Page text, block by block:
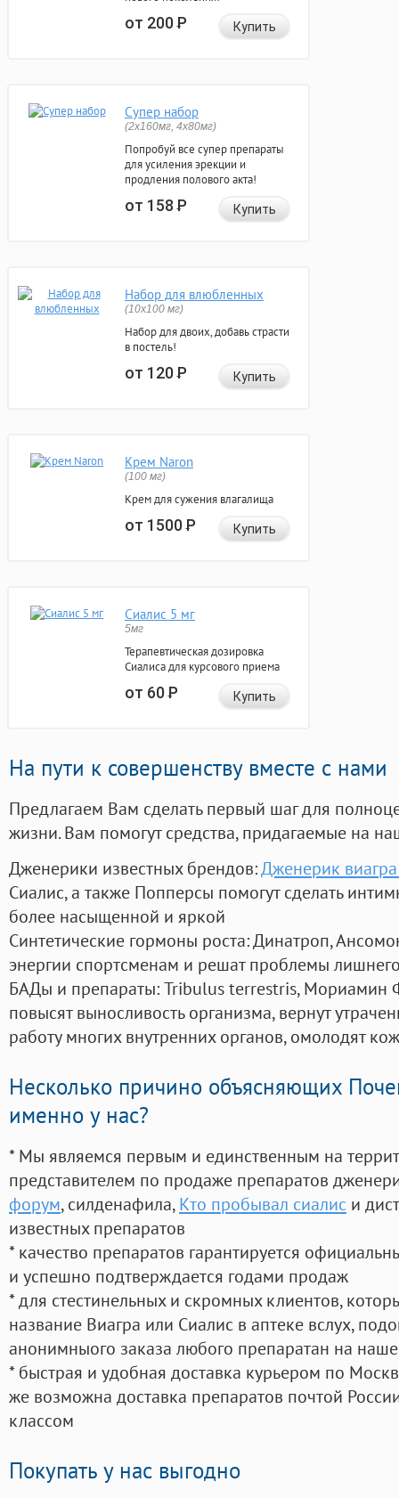
от 200Р Купить
Супер набор
(2х160мг, 4х80мг)
Попробуй все супер препараты
для усиления эрекции и
продления полового акта!
от 158Р Купить
Набор для влюбленных
(10х100 мг)
Набор для двоих, добавь страсти
в постель!
от 120Р Купить
Крем Naron
(100 мг)
Крем для сужения влагалища
от 1500Р Купить
Сиалис 5 мг
5мг
Терапевтическая дозировка
Сиалиса для курсового приема
от 60Р Купить
На пути к совершенству вместе с нами
Предлагаем Вам сделать первый шаг для
жизни. Вам помогут средства, придагаемые на
Дженерики известных брендов:Дженерик виагра
Сиалис, а также Попперсы помогут сделать
более насыщенной и яркой
Синтетические гормоны роста: Динатроп,
энергии спортсменам и решат проблемы
БАДы и препараты:Tribulus terrestris, Мориамин
повысят выносливость организма, вернут
работу многих внутренних органов, омолодят
Несколько причино объясняющих
именно у нас?
* Мы являемся первым и единственным на
представителем по продаже препаратов
форум, силденафила, Кто пробывал сиалис и
известных препаратов
* качество препаратов гарантируется
и успешно подтверждается годами продаж
* для стестинельных и скромных клиентов,
название Виагра или Сиалис в аптеке вслух,
анонимныого заказа любого препаратан на
* быстрая и удобная доставка курьером по
же возможна доставка препаратов почтой
классом
Покупать у нас выгодно